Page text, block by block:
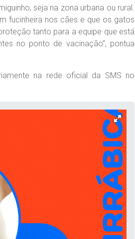
seja na zona urbana ou rural.
fucinheira nos cães e que os gatos
tanto para a equipe que está
no ponto de vacinação”, pontua
na rede oficial da SMS no